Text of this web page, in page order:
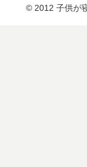
© 2012 子供が